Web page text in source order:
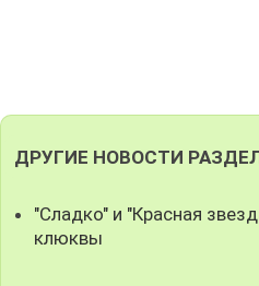
ДРУГИЕ НОВОСТИ
"Сладко" и "Красная
клюквы